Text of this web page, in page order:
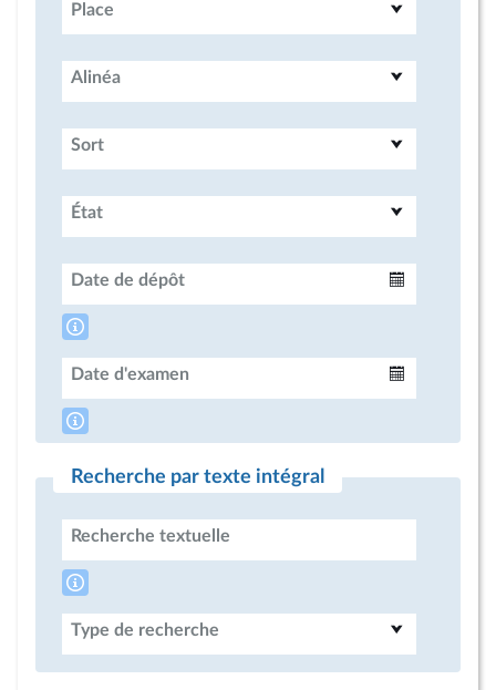
Place
Alinéa
Sort
État
Date de dépôt
Date d'examen
Recherche par texte intégral
Recherche textuelle
Type de recherche